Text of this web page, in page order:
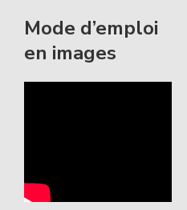
Mode d’emploi
en images